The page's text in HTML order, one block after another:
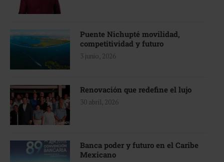
Puente Nichupté movilidad,
competitividad y futuro
3 junio, 2026
Renovación que redefine el lujo
30 abril, 2026
Banca poder y futuro en el Caribe
Mexicano